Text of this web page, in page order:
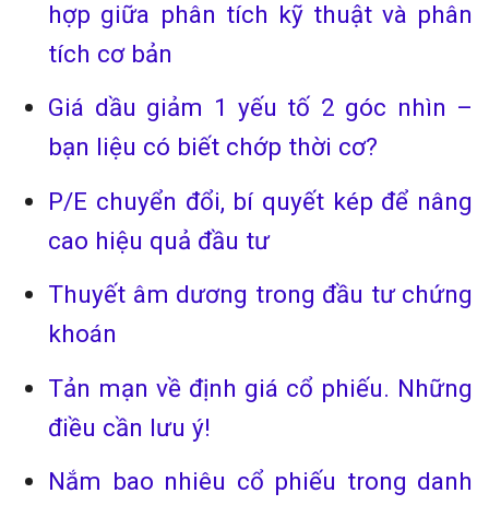
hợp giữa phân tích kỹ thuật và phân
tích cơ bản
Giá dầu giảm 1 yếu tố 2 góc nhìn –
bạn liệu có biết chớp thời cơ?
P/E chuyển đổi, bí quyết kép để nâng
cao hiệu quả đầu tư
Thuyết âm dương trong đầu tư chứng
khoán
Tản mạn về định giá cổ phiếu. Những
điều cần lưu ý!
Nắm bao nhiêu cổ phiếu trong danh